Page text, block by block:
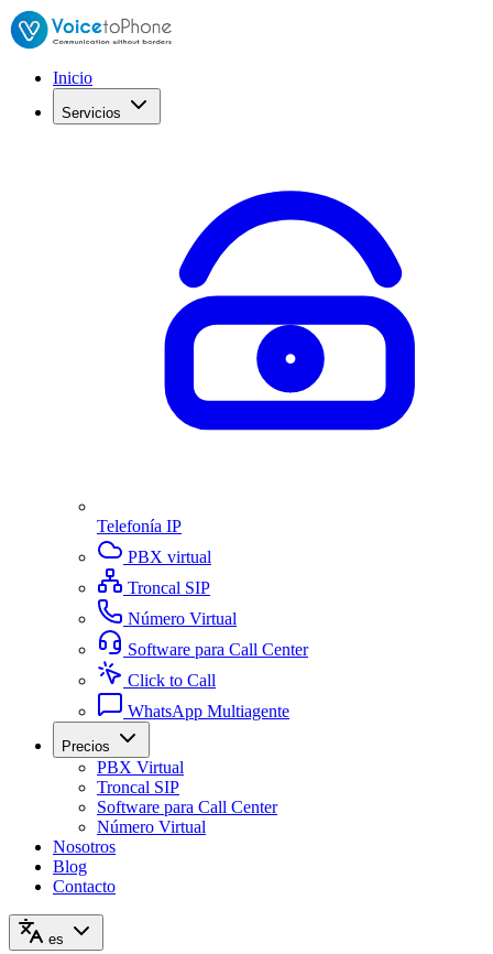
Inicio
Servicios
Telefonía IP
PBX virtual
Troncal SIP
Número Virtual
Software para Call Center
Click to Call
WhatsApp Multiagente
Precios
PBX Virtual
Troncal SIP
Software para Call Center
Número Virtual
Nosotros
Blog
Contacto
es